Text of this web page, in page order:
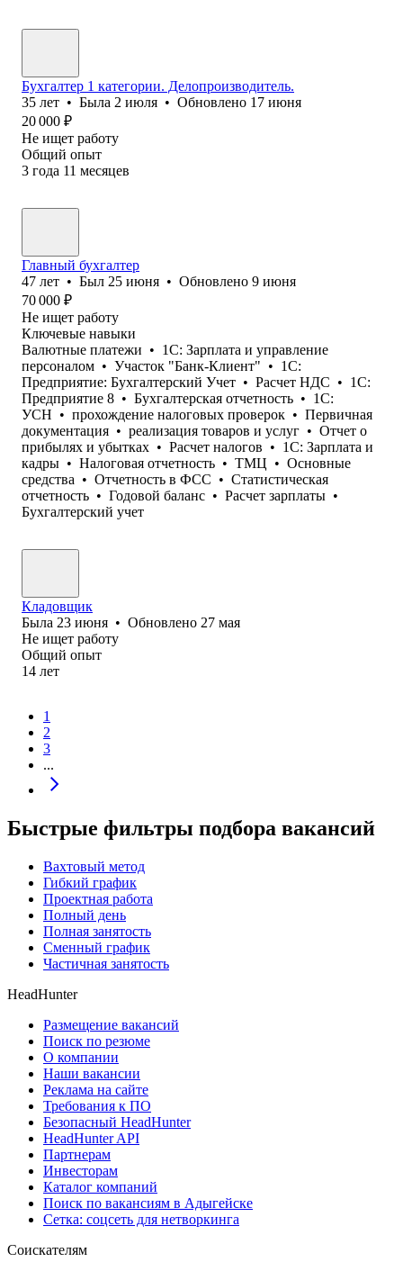
Бухгалтер 1 категории. Делопроизводитель.
35 лет • Была 2 июля • Обновлено 17 июня
20 000 ₽
Не ищет работу
Общий опыт
3 года 11 месяцев
Главный бухгалтер
47 лет • Был 25 июня • Обновлено 9 июня
70 000 ₽
Не ищет работу
Ключевые навыки
Валютные платежи • 1С: Зарплата и управление
персоналом • Участок "Банк-Клиент" • 1С:
Предприятие: Бухгалтерский Учет • Расчет НДС • 1С:
Предприятие 8 • Бухгалтерская отчетность • 1С:
УСН • прохождение налоговых проверок • Первичная
документация • реализация товаров и услуг • Отчет о
прибылях и убытках • Расчет налогов • 1С: Зарплата и
кадры • Налоговая отчетность • ТМЦ • Основные
средства • Отчетность в ФСС • Статистическая
отчетность • Годовой баланс • Расчет зарплаты •
Бухгалтерский учет
Кладовщик
Была 23 июня • Обновлено 27 мая
Не ищет работу
Общий опыт
14 лет
1
2
3
...
Быстрые фильтры подбора вакансий
Вахтовый метод
Гибкий график
Проектная работа
Полный день
Полная занятость
Сменный график
Частичная занятость
HeadHunter
Размещение вакансий
Поиск по резюме
О компании
Наши вакансии
Реклама на сайте
Требования к ПО
Безопасный HeadHunter
HeadHunter API
Партнерам
Инвесторам
Каталог компаний
Поиск по вакансиям в Адыгейске
Сетка: соцсеть для нетворкинга
Соискателям